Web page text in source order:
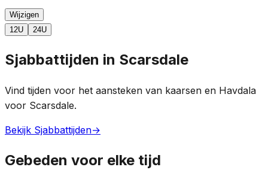
Wijzigen
12U
24U
Sjabbattijden in Scarsdale
Vind tijden voor het aansteken van kaarsen en Havdala
voor Scarsdale.
Bekijk Sjabbattijden→
Gebeden voor elke tijd